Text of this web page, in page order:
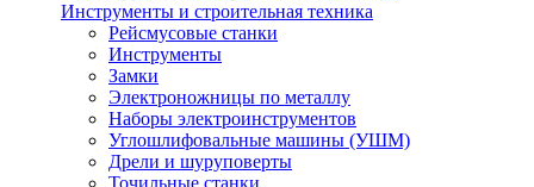
Инструменты и строительная техника
Рейсмусовые станки
Инструменты
Замки
Электроножницы по металлу
Наборы электроинструментов
Углошлифовальные машины (УШМ)
Дрели и шуруповерты
Точильные станки